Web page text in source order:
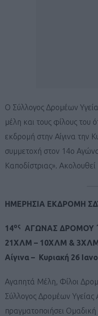
Ο Σύλλογος Δρομέων
μέλη και τους φίλους του
εκδρομή στην Αίγινα την
συμμετοχή στον 14ο
Καποδίστριας».
ΗΜΕΡΗΣΙΑ ΕΚΔΡΟΜΗ
14ος
ΑΓΩΝΑΣ ΔΡΟΜΟΥ
21ΧΛΜ – 10ΧΛΜ &
Αίγινα – Κυριακή 26
Αγαπητά Μέλη, Φίλοι
Σύλλογος Δρομέων
πραγματοποιήσει